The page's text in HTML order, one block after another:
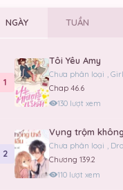
NGÀY TUẦN
1
Tôi Yêu Amy
Chưa phân loại ,
Chap 46.6
130 lượt xem
2
Vụng trộm
Chưa phân loại ,
Chương 139.2
110 lượt xem